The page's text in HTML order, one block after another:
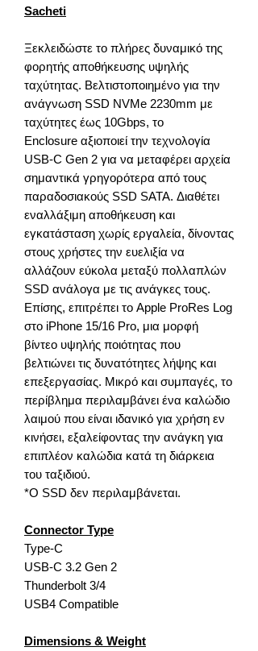
Sacheti
Ξεκλειδώστε το πλήρες δυναμικό της
φορητής αποθήκευσης υψηλής
ταχύτητας. Βελτιστοποιημένο για την
ανάγνωση SSD NVMe 2230mm με
ταχύτητες έως 10Gbps, το
Enclosure αξιοποιεί την τεχνολογία
USB-C Gen 2 για να μεταφέρει αρχεία
σημαντικά γρηγορότερα από τους
παραδοσιακούς SSD SATA. Διαθέτει
εναλλάξιμη αποθήκευση και
εγκατάσταση χωρίς εργαλεία, δίνοντας
στους χρήστες την ευελιξία να
αλλάζουν εύκολα μεταξύ πολλαπλών
SSD ανάλογα με τις ανάγκες τους.
Επίσης, επιτρέπει το Apple ProRes Log
στο iPhone 15/16 Pro, μια μορφή
βίντεο υψηλής ποιότητας που
βελτιώνει τις δυνατότητες λήψης και
επεξεργασίας. Μικρό και συμπαγές, το
περίβλημα περιλαμβάνει ένα καλώδιο
λαιμού που είναι ιδανικό για χρήση εν
κινήσει, εξαλείφοντας την ανάγκη για
επιπλέον καλώδια κατά τη διάρκεια
του ταξιδιού.
*Ο SSD δεν περιλαμβάνεται.
Connector Type
Type-C
USB-C 3.2 Gen 2
Thunderbolt 3/4
USB4 Compatible
Dimensions & Weight